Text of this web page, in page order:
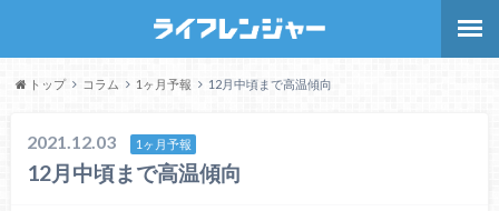
トップ コラム 1ヶ月予報 12月中頃まで高温傾向
2021.12.03 1ヶ月予報
12月中頃まで高温傾向